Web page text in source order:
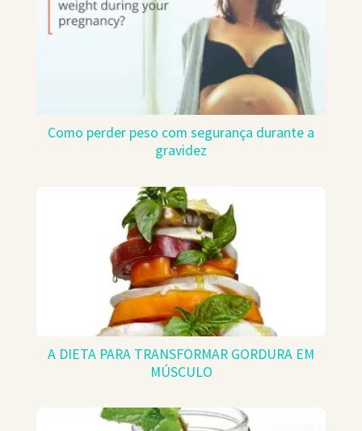
Como perder peso com segurança durante a
gravidez
A DIETA PARA TRANSFORMAR GORDURA EM
MÚSCULO